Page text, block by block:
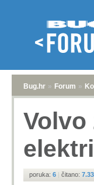
Bug.hr » Forum »
Volvo
poruka: 6 | čitano: